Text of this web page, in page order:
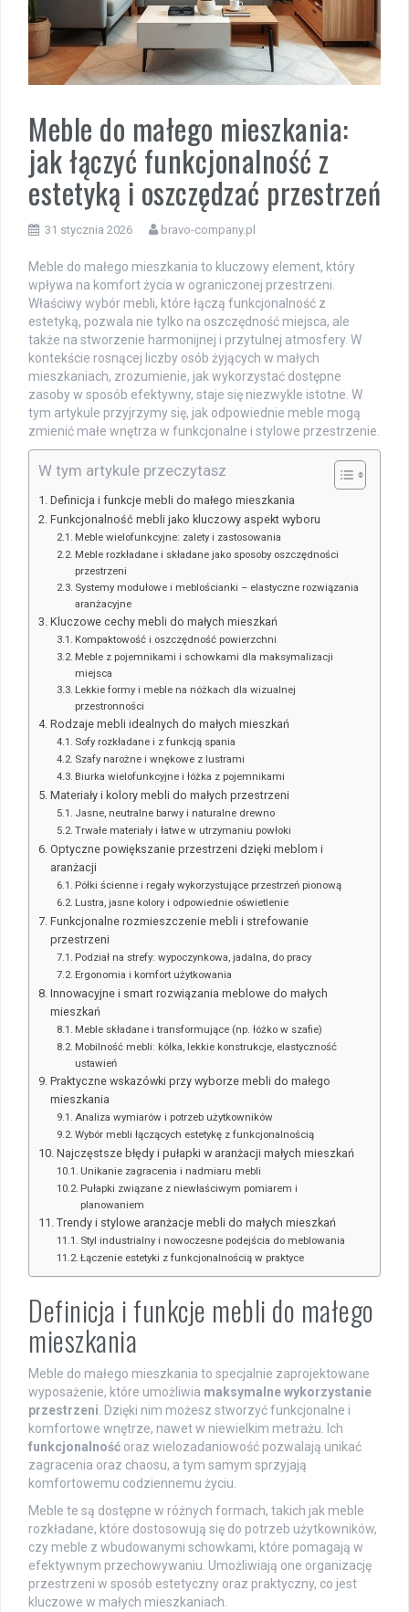
Meble do małego mieszkania:
jak łączyć funkcjonalność z
estetyką i oszczędzać przestrzeń
31 stycznia 2026 bravo-company.pl
Meble do małego mieszkania to kluczowy element, który
wpływa na komfort życia w ograniczonej przestrzeni.
Właściwy wybór mebli, które łączą funkcjonalność z
estetyką, pozwala nie tylko na oszczędność miejsca, ale
także na stworzenie harmonijnej i przytulnej atmosfery. W
kontekście rosnącej liczby osób żyjących w małych
mieszkaniach, zrozumienie, jak wykorzystać dostępne
zasoby w sposób efektywny, staje się niezwykle istotne. W
tym artykule przyjrzymy się, jak odpowiednie meble mogą
zmienić małe wnętrza w funkcjonalne i stylowe przestrzenie.
W tym artykule przeczytasz
Definicja i funkcje mebli do małego mieszkania
Funkcjonalność mebli jako kluczowy aspekt wyboru
Meble wielofunkcyjne: zalety i zastosowania
Meble rozkładane i składane jako sposoby oszczędności
przestrzeni
Systemy modułowe i meblościanki – elastyczne rozwiązania
aranżacyjne
Kluczowe cechy mebli do małych mieszkań
Kompaktowość i oszczędność powierzchni
Meble z pojemnikami i schowkami dla maksymalizacji
miejsca
Lekkie formy i meble na nóżkach dla wizualnej
przestronności
Rodzaje mebli idealnych do małych mieszkań
Sofy rozkładane i z funkcją spania
Szafy narożne i wnękowe z lustrami
Biurka wielofunkcyjne i łóżka z pojemnikami
Materiały i kolory mebli do małych przestrzeni
Jasne, neutralne barwy i naturalne drewno
Trwałe materiały i łatwe w utrzymaniu powłoki
Optyczne powiększanie przestrzeni dzięki meblom i
aranżacji
Półki ścienne i regały wykorzystujące przestrzeń pionową
Lustra, jasne kolory i odpowiednie oświetlenie
Funkcjonalne rozmieszczenie mebli i strefowanie
przestrzeni
Podział na strefy: wypoczynkowa, jadalna, do pracy
Ergonomia i komfort użytkowania
Innowacyjne i smart rozwiązania meblowe do małych
mieszkań
Meble składane i transformujące (np. łóżko w szafie)
Mobilność mebli: kółka, lekkie konstrukcje, elastyczność
ustawień
Praktyczne wskazówki przy wyborze mebli do małego
mieszkania
Analiza wymiarów i potrzeb użytkowników
Wybór mebli łączących estetykę z funkcjonalnością
Najczęstsze błędy i pułapki w aranżacji małych mieszkań
Unikanie zagracenia i nadmiaru mebli
Pułapki związane z niewłaściwym pomiarem i
planowaniem
Trendy i stylowe aranżacje mebli do małych mieszkań
Styl industrialny i nowoczesne podejścia do meblowania
Łączenie estetyki z funkcjonalnością w praktyce
Definicja i funkcje mebli do małego
mieszkania
Meble do małego mieszkania to specjalnie zaprojektowane
wyposażenie, które umożliwia maksymalne wykorzystanie
przestrzeni . Dzięki nim możesz stworzyć funkcjonalne i
komfortowe wnętrze, nawet w niewielkim metrażu. Ich
funkcjonalność oraz wielozadaniowość pozwalają unikać
zagracenia oraz chaosu, a tym samym sprzyjają
komfortowemu codziennemu życiu.
Meble te są dostępne w różnych formach, takich jak meble
rozkładane, które dostosowują się do potrzeb użytkowników,
czy meble z wbudowanymi schowkami, które pomagają w
efektywnym przechowywaniu. Umożliwiają one organizację
przestrzeni w sposób estetyczny oraz praktyczny, co jest
kluczowe w małych mieszkaniach.